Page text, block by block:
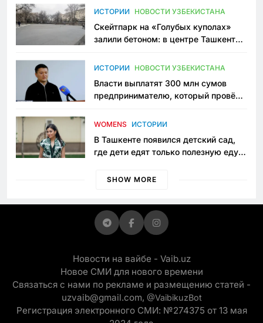
Узбекистане
ИСТОРИИ НОВОСТИ УЗБЕКИСТАНА
Скейтпарк на «Голубых куполах»
залили бетоном: в центре Ташкента
пространство
ИСТОРИИ НОВОСТИ УЗБЕКИСТАНА
Власти выплатят 300 млн сумов
предпринимателю, который провёл
приговору
WOMENS ИСТОРИИ
В Ташкенте появился детский сад,
где дети едят только полезную еду.
просить «кашу без сахара»
SHOW MORE
Новости на вайбе - Vaib.uz
Новое СМИ для нового времени
Связаться с нами по рекламе и размещению статей -
uzvaib@gmail.com, @VaibikuzBot
Регистрация электронного СМИ: №274375 от 13 мая